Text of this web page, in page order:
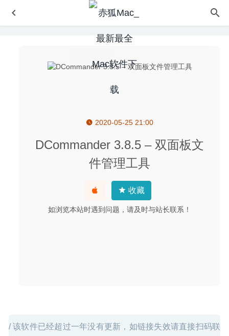
2020-05-25 21:00
DCommander 3.8.5 – 双面板文
件管理工具
收藏
如浏览本站时遇到问题，请及时与站长联系！
/ 该软件已经超过一年没有更新，如链接失效请直接扫码联
Athentech Perfectly Clear Complete 3.10.0.1828 – 图像磨
ReiBoot Pro 8.2.0 中文版 – 功能强大的iOS系统修复工具
Electerm 1.3.34 中文版-终端模拟器/ssh/sftp客户端
Affinity Designer 1.8.1 for Mac中文版-最流畅的矢量图形设